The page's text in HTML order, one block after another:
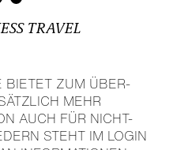
TRAVEL
BIETET ZUM ÜBER­
MEHR
AUCH FÜR NICHT-
STEHT IM LOGIN